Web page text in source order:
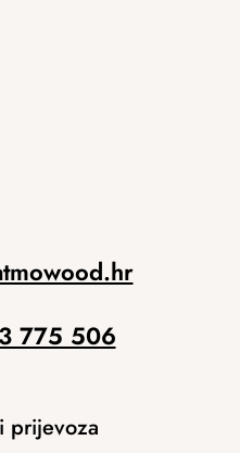
775 506
prijevoza